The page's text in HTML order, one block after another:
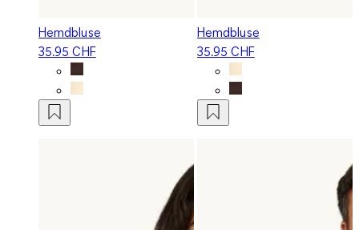
Hemdbluse
35.95 CHF
Hemdbluse
35.95 CHF